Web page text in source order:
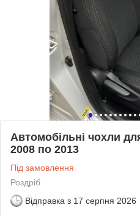
Автомобільні чохли
2008 по 2013
Під замовлення
Роздріб
Відправка з 17 серпня 2026